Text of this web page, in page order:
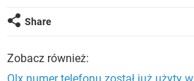
INSTAGRAM
Share
Zobacz również: